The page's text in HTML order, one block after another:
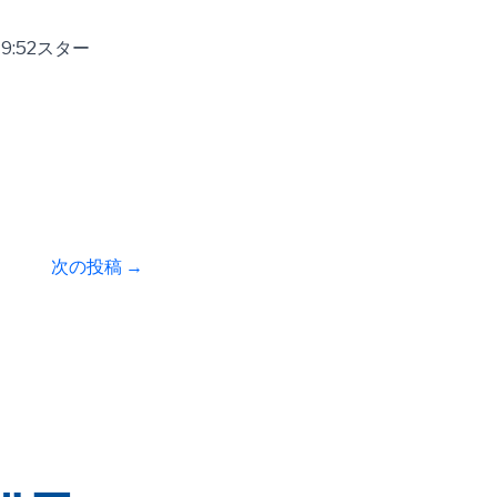
スター
次の投稿 →